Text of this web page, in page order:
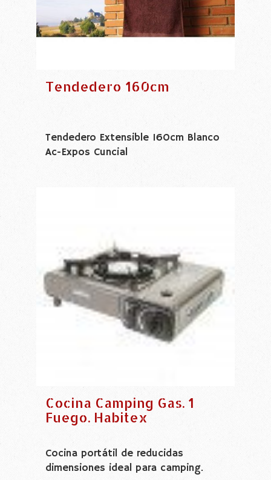
Tendedero 160cm
Tendedero Extensible 160cm Blanco
Ac-Expos Cuncial
Cocina Camping Gas. 1
Fuego. Habitex
Cocina portátil de reducidas
dimensiones ideal para camping.